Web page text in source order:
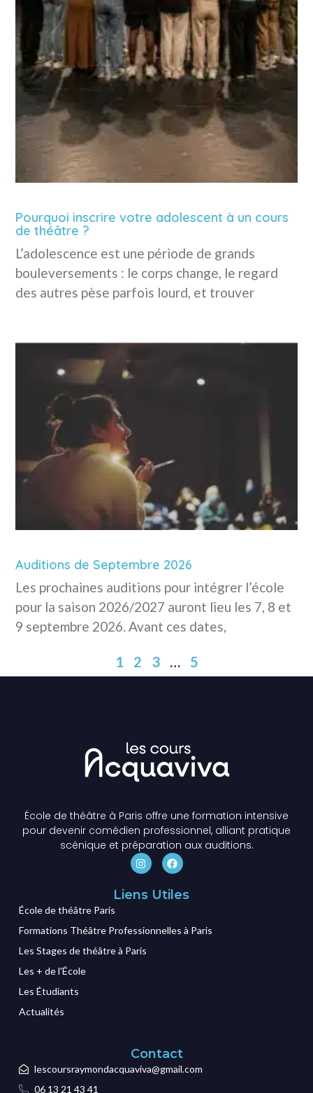
Pourquoi inscrire votre adolescent à un cours
de théâtre ?
L’adolescence est une période de grands
bouleversements : le corps change, le regard
des autres pèse parfois lourd, et trouver
Auditions de Septembre 2026
Les prochaines auditions pour intégrer l’école
pour la saison 2026/2027 auront lieu les 7, 8 et
9 septembre 2026. Avant ces dates,
1 2 3 … 5
École de théâtre à Paris offre une formation intensive
pour devenir comédien professionnel, alliant pratique
scénique et préparation aux auditions.
Liens Utiles
École de théâtre Paris
Formations Théâtre Professionnelles à Paris
Les Stages de théâtre à Paris
Les + de l'École
Les Étudiants
Actualités
Contact
lescoursraymondacquaviva@gmail.com
06 13 21 43 41